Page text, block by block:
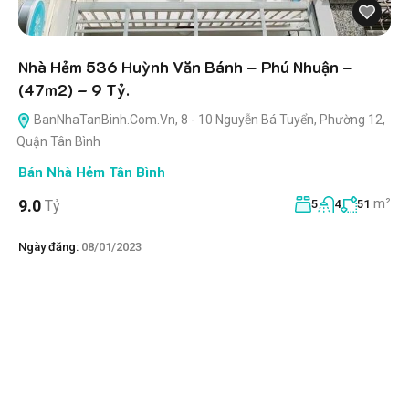
Nhà Hẻm 536 Huỳnh Văn Bánh – Phú Nhuận –
(47m2) – 9 Tỷ.
BanNhaTanBinh.Com.Vn, 8 - 10 Nguyễn Bá Tuyển, Phường 12,
Quận Tân Bình
Bán Nhà Hẻm Tân Bình
9.0 Tỷ 5 4 51 m²
Ngày đăng: 08/01/2023